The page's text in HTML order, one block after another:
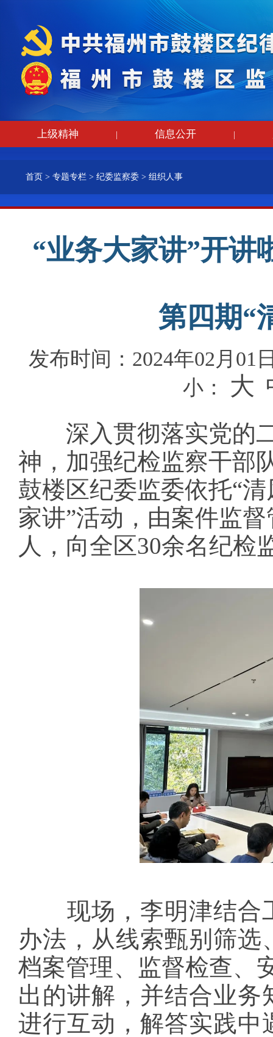
上级精神 | 信息公开 |
首页 > 专题专栏 > 纪委监察委 > 组织人事
“业务大家讲”开
第四期“
发布时间：2024年02月01
小： 大
深入贯彻落实党的二
神，加强纪检监察干部
鼓楼区纪委监委依托“
家讲”活动，由案件监
人，向全区30余名纪检
现场，李明津结合
办法，从线索甄别筛
档案管理、监督检查、
出的讲解，并结合业
进行互动，解答实践中